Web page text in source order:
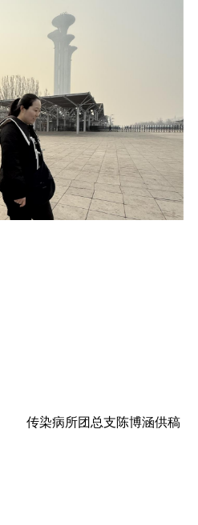
传染病所团总支陈博涵供稿